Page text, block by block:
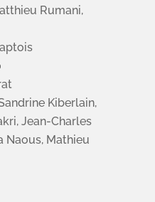
Rumani,
Kiberlain,
Jean-Charles
Naous, Mathieu